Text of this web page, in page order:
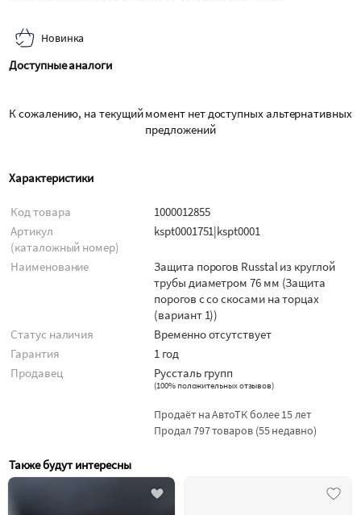
Новинка
Доступные аналоги
К сожалению, на текущий момент нет доступных альтернативных
предложений
Характеристики
Код товара
1000012855
Артикул
(каталожный номер)
kspt0001751|kspt0001
Наименование
Защита порогов Russtal из круглой
трубы диаметром 76 мм (Защита
порогов с со скосами на торцах
(вариант 1))
Статус наличия
Временно отсутствует
Гарантия
1 год
Продавец
Руссталь групп
(100% положительных отзывов)
Продаёт на АвтоТК более 15 лет
Продал 797 товаров (55 недавно)
Также будут интересны